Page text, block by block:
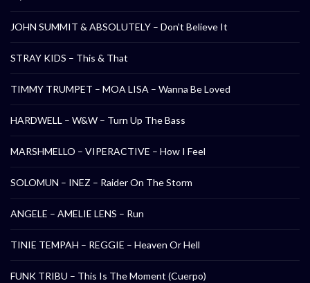
JOHN SUMMIT & ABSOLUTELY – Don’t Believe It
STRAY KIDS – This & That
TIMMY TRUMPET – MOA LISA – Wanna Be Loved
HARDWELL – W&W – Turn Up The Bass
MARSHMELLO – VIPERACTIVE – How I Feel
SOLOMUN – INEZ – Raider On The Storm
ANGELE – AMELIE LENS – Run
TINIE TEMPAH – REGGIE – Heaven Or Hell
FUNK TRIBU – This Is The Moment (Cuerpo)